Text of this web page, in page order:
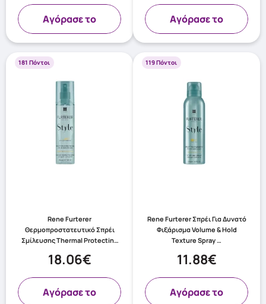
Aγόρασε το Aγόρασε το
181 Πόντοι
Rene Furterer
Θερμοπροστατευτικό Σπρέι
Σμίλευσης Thermal Protecting
18.06€
Aγόρασε το
119 Πόντοι
Rene Furterer Σπρέι Για Δυνατό
Φιξάρισμα Volume & Hold
Texture Spray …
11.88€
Aγόρασε το